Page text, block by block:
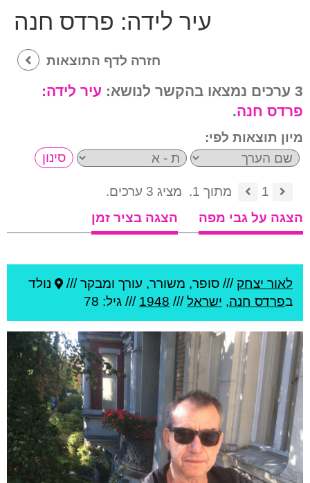
עיר לידה: פרדס חנה
חזרה לדף התוצאות
3 ערכים נמצאו בהקשר לנושא:
עיר לידה:
פרדס חנה.
מיון תוצאות לפי:
1 מתוך 1.
מציג 3 ערכים.
הצגה על גבי מפה
הצגה בציר זמן
לאור יצחק /// סופר, משורר, עורך ומבקר ///
נולד
בפרדס חנה, ישראל///
1948 /// גיל: 78